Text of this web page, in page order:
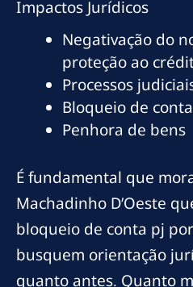
Impactos Jurídicos
Negativação do
proteção ao
Processos
Bloqueio de
Penhora de bens
É fundamental que
Machadinho D’Oeste
bloqueio de conta pj
busquem orientação
quanto antes. Quanto